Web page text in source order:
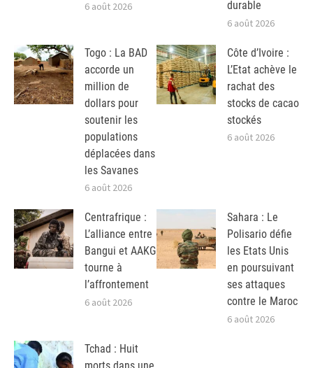
6 août 2026
durable
6 août 2026
Togo : La BAD
accorde un
million de
dollars pour
soutenir les
populations
déplacées dans
les Savanes
6 août 2026
Côte d’Ivoire :
L’Etat achève le
rachat des
stocks de cacao
stockés
6 août 2026
Centrafrique :
L’alliance entre
Bangui et AAKG
tourne à
l’affrontement
6 août 2026
Sahara : Le
Polisario défie
les Etats Unis
en poursuivant
ses attaques
contre le Maroc
6 août 2026
Tchad : Huit